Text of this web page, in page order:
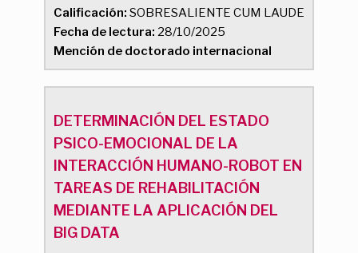
Calificación: SOBRESALIENTE CUM LAUDE
Fecha de lectura: 28/10/2025
Mención de doctorado internacional
DETERMINACIÓN DEL ESTADO
PSICO-EMOCIONAL DE LA
INTERACCIÓN HUMANO-ROBOT EN
TAREAS DE REHABILITACIÓN
MEDIANTE LA APLICACIÓN DEL
BIG DATA